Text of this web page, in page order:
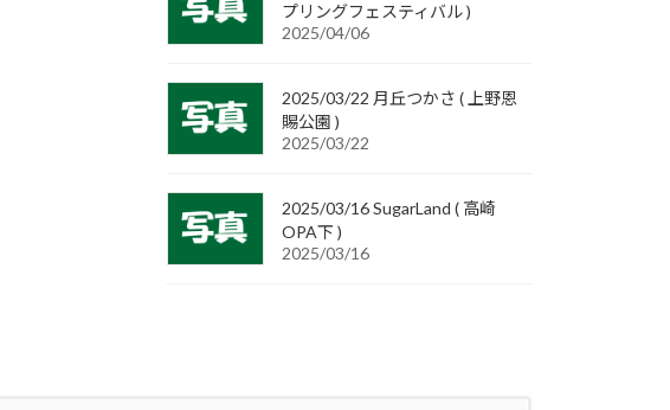
プリングフェスティバル )
2025/04/06
2025/03/22 月丘つかさ ( 上野恩
賜公園 )
2025/03/22
2025/03/16 SugarLand ( 高崎
OPA下 )
2025/03/16